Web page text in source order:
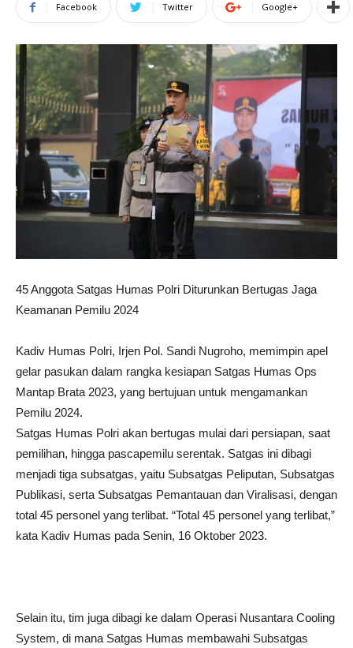
Facebook Twitter Google+
45 Anggota Satgas Humas Polri Diturunkan Bertugas Jaga
Keamanan Pemilu 2024
Kadiv Humas Polri, Irjen Pol. Sandi Nugroho, memimpin apel
gelar pasukan dalam rangka kesiapan Satgas Humas Ops
Mantap Brata 2023, yang bertujuan untuk mengamankan
Pemilu 2024.
Satgas Humas Polri akan bertugas mulai dari persiapan, saat
pemilihan, hingga pascapemilu serentak. Satgas ini dibagi
menjadi tiga subsatgas, yaitu Subsatgas Peliputan, Subsatgas
Publikasi, serta Subsatgas Pemantauan dan Viralisasi, dengan
total 45 personel yang terlibat. “Total 45 personel yang terlibat,”
kata Kadiv Humas pada Senin, 16 Oktober 2023.
Selain itu, tim juga dibagi ke dalam Operasi Nusantara Cooling
System, di mana Satgas Humas membawahi Subsatgas